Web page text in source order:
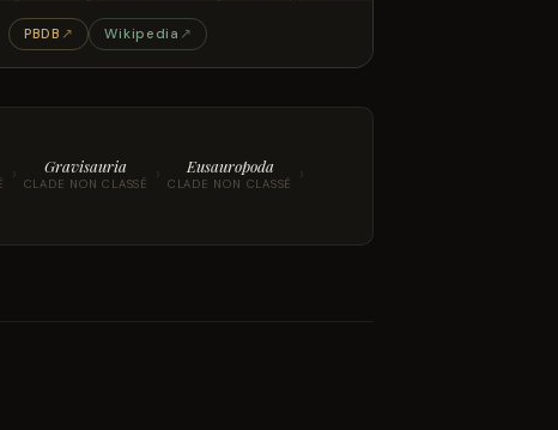
PBDB ↗ Wikipedia ↗
› Gravisauria
CLADE NON CLASSÉ › Eusauropoda
CLADE NON CLASSÉ ›